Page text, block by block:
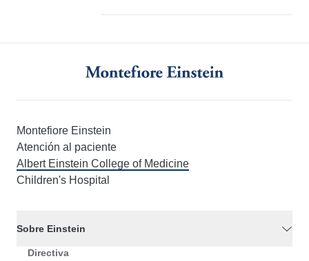
Montefiore Einstein
Atención al paciente
Albert Einstein College of Medicine
Children's Hospital
Sobre Einstein
Directiva